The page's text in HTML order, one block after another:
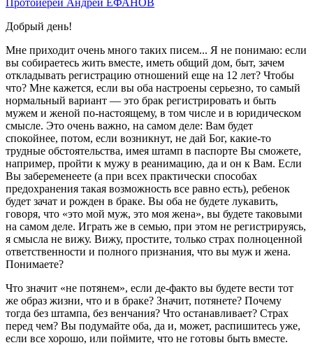
Добрый день!
Мне приходит очень много таких писем... Я не понимаю: если
вы собираетесь жить вместе, иметь общий дом, быт, зачем
откладывать регистрацию отношений еще на 12 лет? Чтобы
что? Мне кажется, если вы оба настроены серьезно, то самый
нормальный вариант — это брак регистрировать и быть
мужем и женой по-настоящему, в том числе и в юридическом
смысле. Это очень важно, на самом деле: Вам будет
спокойнее, потом, если возникнут, не дай Бог, какие-то
трудные обстоятельства, имея штамп в паспорте Вы сможете,
например, пройти к мужу в реанимацию, да и он к Вам. Если
Вы забеременеете (а при всех практически способах
предохранения такая возможность все равно есть), ребенок
будет зачат и рожден в браке. Вы оба не будете лукавить,
говоря, что «это мой муж, это моя жена», вы будете таковыми
на самом деле. Играть же в семью, при этом не регистрируясь,
я смысла не вижу. Вижу, простите, только страх полноценной
ответственности и полного признания, что вы муж и жена.
Понимаете?
Что значит «не потянем», если де-факто вы будете вести тот
же образ жизни, что и в браке? Значит, потянете? Почему
тогда без штампа, без венчания? Что останавливает? Страх
перед чем? Вы подумайте оба, да и, может, распишитесь уже,
если все хорошо, или поймите, что не готовы быть вместе.